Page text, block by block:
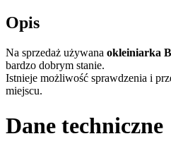
Opis
Na sprzedaż używana okleiniarka
bardzo dobrym stanie.
Istnieje możliwość sprawdzenia i
miejscu.
Dane techniczne